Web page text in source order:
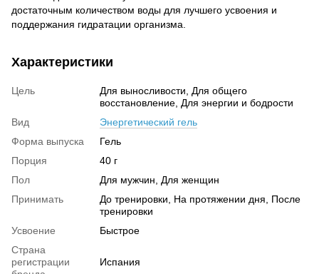
достаточным количеством воды для лучшего усвоения и
поддержания гидратации организма.
Характеристики
Цель
Для выносливости, Для общего
восстановление, Для энергии и бодрости
Вид
Энергетический гель
Форма выпуска
Гель
Порция
40 г
Пол
Для мужчин, Для женщин
Принимать
До тренировки, На протяжении дня, После
тренировки
Усвоение
Быстрое
Страна
регистрации
Испания